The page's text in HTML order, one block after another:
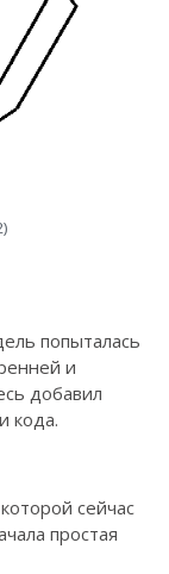
попыталась
и
добавил
кода.
сейчас
простая